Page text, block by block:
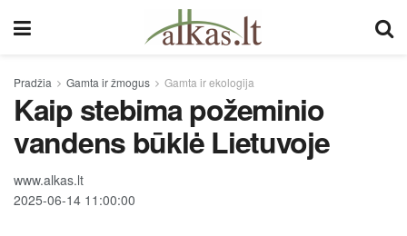
Pradžia Gamta ir žmogus Gamta ir ekologija
Kaip stebima požeminio
vandens būklė Lietuvoje
www.alkas.lt
2025-06-14 11:00:00